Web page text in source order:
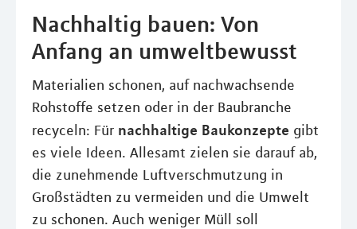
Nachhaltig bauen: Von
Anfang an umweltbewusst
Materialien schonen, auf nachwachsende
Rohstoffe setzen oder in der Baubranche
recyceln: Für nachhaltige Baukonzepte gibt
es viele Ideen. Allesamt zielen sie darauf ab,
die zunehmende Luftverschmutzung in
Großstädten zu vermeiden und die Umwelt
zu schonen. Auch weniger Müll soll